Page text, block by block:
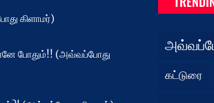
கிளாமர்)
போதும்!! (அவ்வப்போது
கட்டுரை